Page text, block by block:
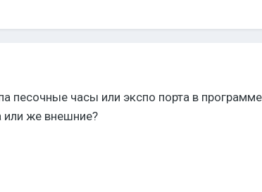
песочные часы или экспо порта в программе
или же внешние?